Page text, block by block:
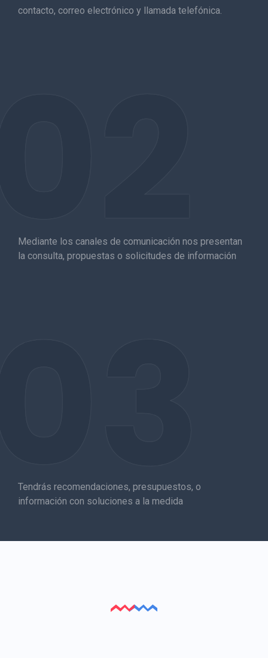
contacto, correo electrónico y llamada telefónica.
Mediante los canales de comunicación nos presentan
la consulta, propuestas o solicitudes de información
Tendrás recomendaciones, presupuestos, o
información con soluciones a la medida